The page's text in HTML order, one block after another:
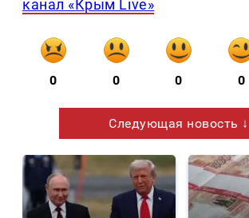
канал «Крым Live»
0 0 0 0
Следующая новость ↓